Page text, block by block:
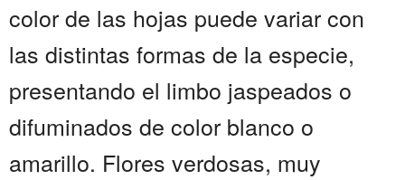
color de las hojas puede variar con
las distintas formas de la especie,
presentando el limbo jaspeados o
difuminados de color blanco o
amarillo. Flores verdosas, muy